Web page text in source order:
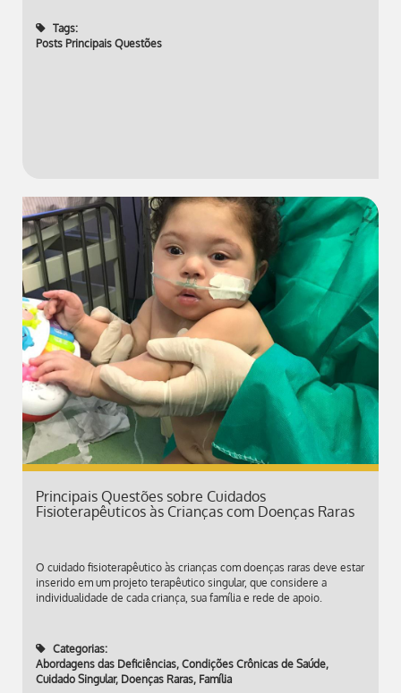
Tags:
Posts Principais Questões
Principais Questões sobre Cuidados
Fisioterapêuticos às Crianças com Doenças Raras
O cuidado fisioterapêutico às crianças com doenças raras deve estar
inserido em um projeto terapêutico singular, que considere a
individualidade de cada criança, sua família e rede de apoio.
Categorias:
Abordagens das Deficiências, Condições Crônicas de Saúde,
Cuidado Singular, Doenças Raras, Família